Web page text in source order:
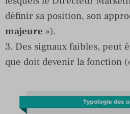
définir sa position, son
majeure »).
3. Des signaux faibles, peut
que doit devenir la fonction